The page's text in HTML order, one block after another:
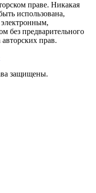
праве. Никакая
использована,
без предварительного
прав.
защищены.